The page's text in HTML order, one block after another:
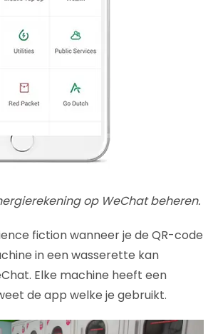
op WeChat beheren.
fiction wanneer je de QR-code
in een wasserette kan
Elke machine heeft een
de app welke je gebruikt.